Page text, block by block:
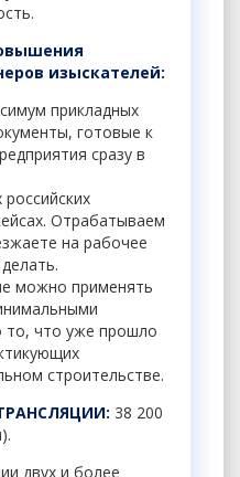
изыскателей:
прикладных
готовые к
сразу в
Отрабатываем
на рабочее
можно применять
то, что уже прошло
строительстве.
38 200
двух и более